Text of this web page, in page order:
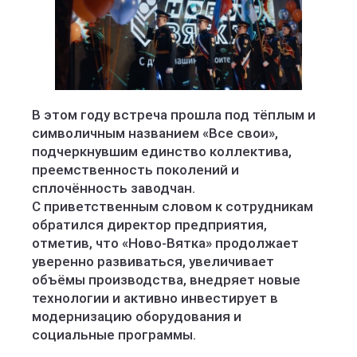
В этом году встреча прошла под тёплым и
символичным названием «Все свои»,
подчеркнувшим единство коллектива,
преемственность поколений и
сплочённость заводчан.
С приветственным словом к сотрудникам
обратился директор предприятия,
отметив, что «Ново-Вятка» продолжает
уверенно развиваться, увеличивает
объёмы производства, внедряет новые
технологии и активно инвестирует в
модернизацию оборудования и
социальные программы.